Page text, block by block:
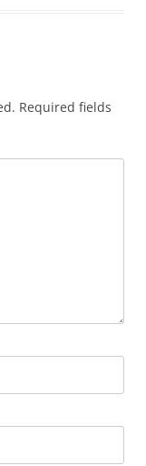
Required fields